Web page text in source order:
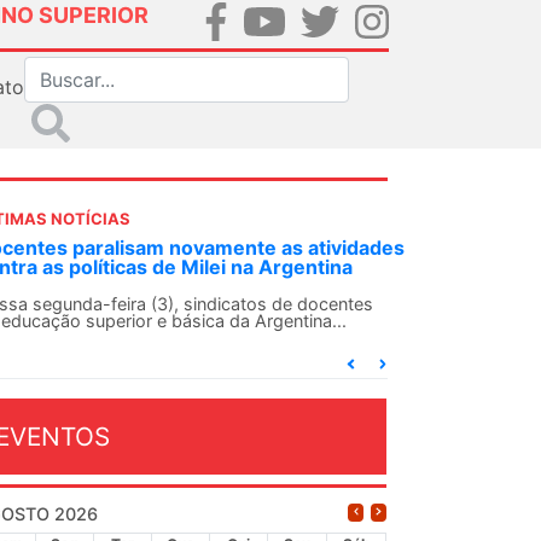
SUPERIOR
NOTÍCIAS
ANDES-SN convoca docentes para Dia de
Solidariedade Internacionalista com Cuba em
O ANDES-SN conclama suas seções sindicais e o
2026